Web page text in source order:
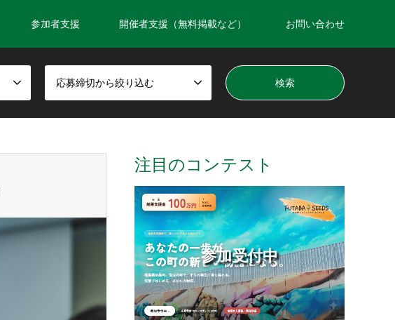
参加者支援 開催者支援（無料掲載など） お問い合わせ
応募締切から絞り込む
注目のコンテスト
参加受付中